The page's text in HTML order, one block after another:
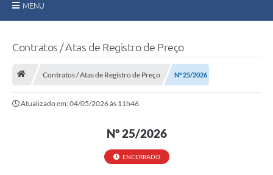
MENU
Legislação
Contratos / Atas de Registro de Preço
Contratos / Atas de Registro de Preço Nº 25/2026
Atualizado em: 04/05/2026 às 11h46
Nº 25/2026
ENCERRADO